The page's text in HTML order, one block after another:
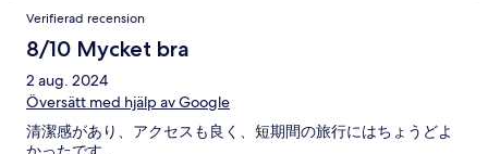
Verifierad recension
8/10 Mycket bra
2 aug. 2024
Översätt med hjälp av Google
清潔感があり、アクセスも良く、短期間の旅行にはちょうどよ